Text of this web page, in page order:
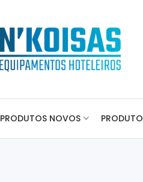
PRODUTOS NOVOS